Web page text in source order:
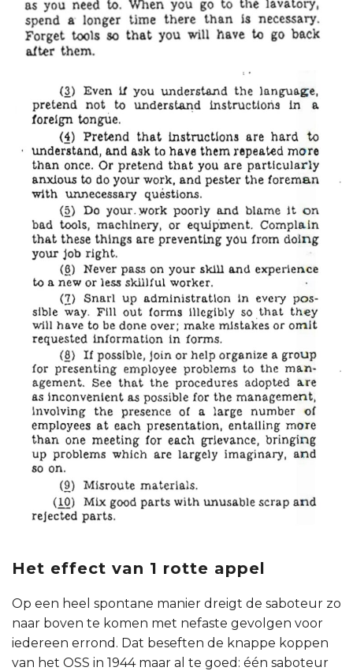
Het effect van 1 rotte appel
Op een heel spontane manier dreigt de saboteur zo
naar boven te komen met nefaste gevolgen voor
iedereen errond. Dat beseften de knappe koppen
van het OSS in 1944 maar al te goed: één saboteur